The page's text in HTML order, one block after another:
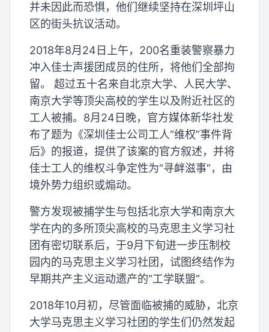
并未因此而恐惧，他们继续坚持在深圳坪山
区的街头抗议活动。
2018年8月24日上午，200名重装警察暴力
冲入佳士声援团成员的住所，将他们全部拘
留。 超过五十名来自北京大学、人民大学、
南京大学等顶尖高校的学生以及附近社区的
工人被捕。8月24日晚，官方媒体新华社发
布了题为《深圳佳士公司工人“维权”事件背
后》的报道，提供了该案的官方叙述，并将
佳士工人的维权斗争定性为“寻衅滋事”，由
境外势力组织或煽动。
警方发现被捕学生与包括北京大学和南京大
学在内的多所顶尖高校的马克思主义学习社
团有密切联系后，于9月下旬进一步压制校
园内的马克思主义学习社团，试图终结作为
早期共产主义运动遗产的“工学联盟”。
2018年10月初，尽管面临被捕的威胁，北京
大学马克思主义学习社团的学生们仍然发起